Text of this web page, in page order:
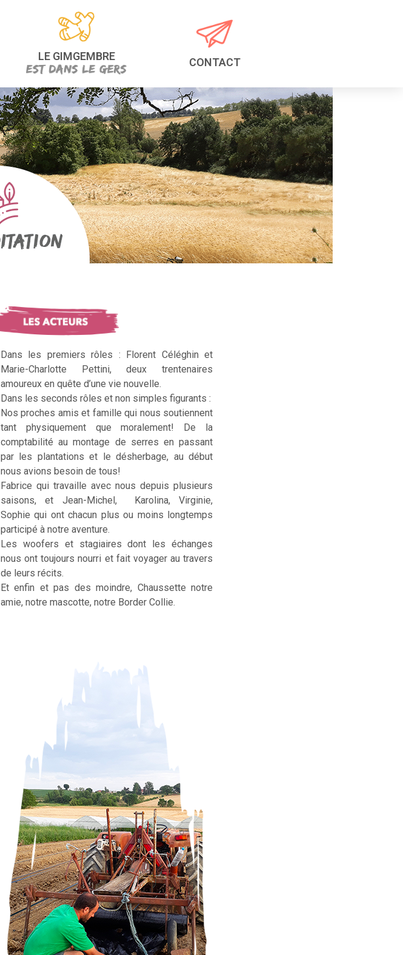
LE GIMGEMBRE CONTACT
Dans les premiers rôles : Florent Céléghin et
Marie-Charlotte Pettini, deux trentenaires
amoureux en quête d’une vie nouvelle.
Dans les seconds rôles et non simples figurants :
Nos proches amis et famille qui nous soutiennent
tant physiquement que moralement! De la
comptabilité au montage de serres en passant
par les plantations et le désherbage, au début
nous avions besoin de tous!
Fabrice qui travaille avec nous depuis plusieurs
saisons, et Jean-Michel, Karolina, Virginie,
Sophie qui ont chacun plus ou moins longtemps
participé à notre aventure.
Les woofers et stagiaires dont les échanges
nous ont toujours nourri et fait voyager au travers
de leurs récits.
Et enfin et pas des moindre, Chaussette notre
amie, notre mascotte, notre Border Collie.